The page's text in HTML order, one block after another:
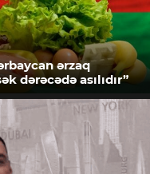
ərzaq
dərəcədə asılıdır”